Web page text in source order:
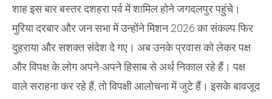
शाह इस बार बस्तर दशहरा पर्व में शामिल होने जगदलपुर पहुंचे।
मुरिया दरबार और जन सभा में उन्होंने मिशन 2026 का संकल्प फिर
दुहराया और सशक्त संदेश दे गए। अब उनके प्रवास को लेकर पक्ष
और विपक्ष के लोग अपने-अपने हिसाब से अर्थ निकाल रहे हैं। पक्ष
वाले सराहना कर रहे हैं, तो विपक्षी आलोचना में जुटे हैं। इसके बावजूद